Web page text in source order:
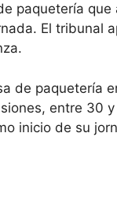
paquetería
El tribunal
de paquetería
entre 30
inicio de su